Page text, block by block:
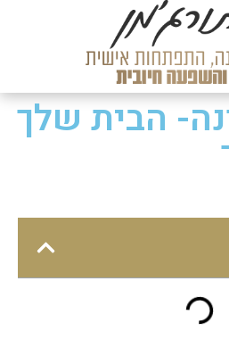
הבית שלך